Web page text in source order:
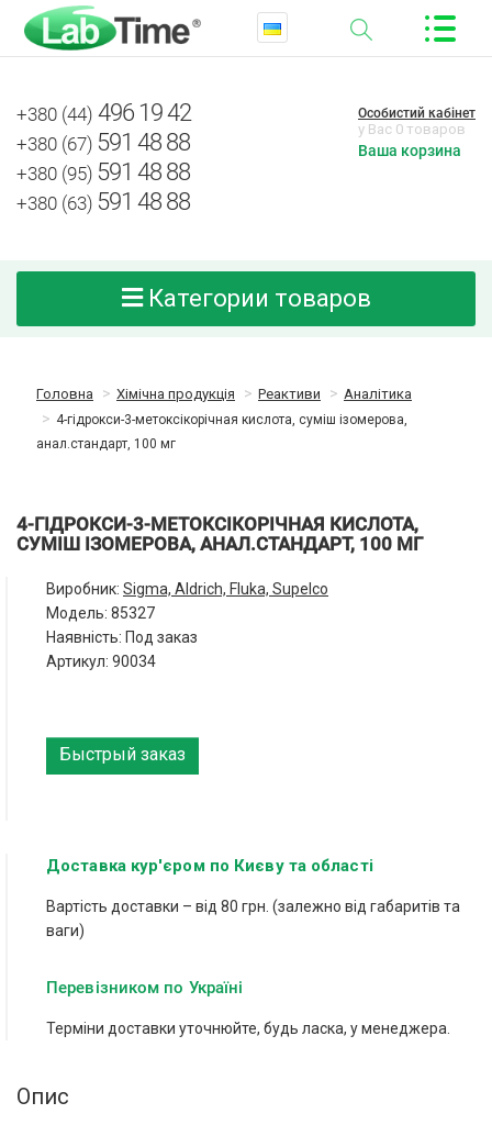
+380 (44) 496 19 42
+380 (67) 591 48 88
+380 (95) 591 48 88
+380 (63) 591 48 88
Особистий кабінет
у Вас 0 товаров
Ваша корзина
Категории товаров
Головна Хімічна продукція Реактиви Аналітика
4-гідрокси-3-метоксікорічная кислота, суміш ізомерова,
анал.стандарт, 100 мг
4-ГІДРОКСИ-3-МЕТОКСІКОРІЧНАЯ КИСЛОТА,
СУМІШ ІЗОМЕРОВА, АНАЛ.СТАНДАРТ, 100 МГ
Виробник: Sigma, Aldrich, Fluka, Supelco
Модель: 85327
Наявність: Под заказ
Артикул: 90034
Быстрый заказ
Доставка кур'єром по Києву та області
Вартість доставки – від 80 грн. (залежно від габаритів та
ваги)
Перевізником по Україні
Терміни доставки уточнюйте, будь ласка, у менеджера.
Опис